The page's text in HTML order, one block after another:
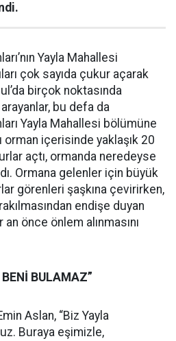
Yayla Mahallesi
çok sayıda çukur açarak
birçok noktasında
bu defa da
Yayla Mahallesi bölümüne
orman içerisinde yaklaşık 20
açtı, ormanda neredeyse
Ormana gelenler için büyük
görenleri şaşkına çevirirken,
endişe duyan
önce önlem alınmasını
BULAMAZ”
Aslan, “Biz Yayla
Buraya eşimizle,